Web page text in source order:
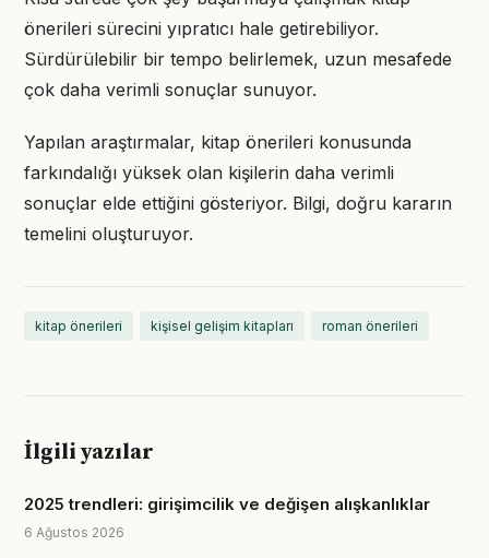
önerileri sürecini yıpratıcı hale getirebiliyor.
Sürdürülebilir bir tempo belirlemek, uzun mesafede
çok daha verimli sonuçlar sunuyor.
Yapılan araştırmalar, kitap önerileri konusunda
farkındalığı yüksek olan kişilerin daha verimli
sonuçlar elde ettiğini gösteriyor. Bilgi, doğru kararın
temelini oluşturuyor.
kitap önerileri kişisel gelişim kitapları roman önerileri
İlgili yazılar
2025 trendleri: girişimcilik ve değişen alışkanlıklar
6 Ağustos 2026